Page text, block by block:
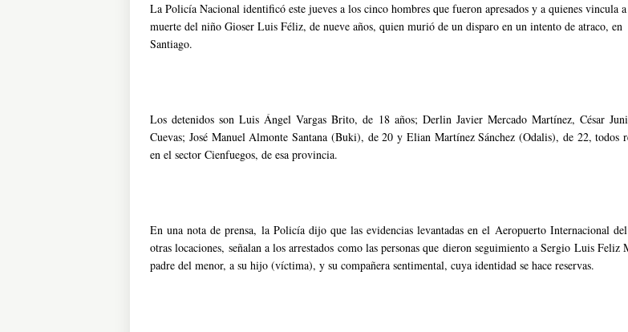
La Policía Nacional identificó este jueves a los cinco hombres que fueron apresados y a quienes vincula
muerte del niño Gioser Luis Féliz, de nueve años, quien murió de un disparo en un intento de atraco, en
Santiago.
Los detenidos son Luis Ángel Vargas Brito, de 18 años; Derlin Javier Mercado Martínez, César
Cuevas; José Manuel Almonte Santana (Buki), de 20 y Elian Martínez Sánchez (Odalis), de 22, todos
en el sector Cienfuegos, de esa provincia.
En una nota de prensa, la Policía dijo que las evidencias levantadas en el Aeropuerto Internacional
otras locaciones, señalan a los arrestados como las personas que dieron seguimiento a Sergio Luis Feliz
padre del menor, a su hijo (víctima), y su compañera sentimental, cuya identidad se hace reservas.